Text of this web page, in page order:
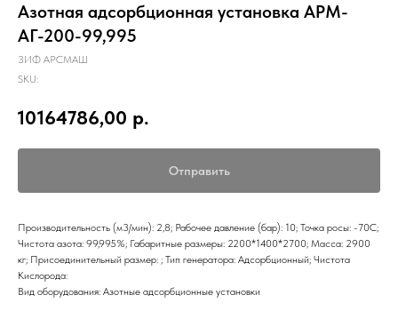
Азотная адсорбционная установка АРМ-
АГ-200-99,995
ЗИФ АРСМАШ
SKU:
10164786,00 р.
Отправить
Производительность (м3/мин): 2,8; Рабочее давление (бар): 10; Точка росы: -70С;
Чистота азота: 99,995%; Габаритные размеры: 2200*1400*2700; Масса: 2900
кг; Присоединительный размер: ; Тип генератора: Адсорбционный; Чистота
Кислорода:
Вид оборудования: Азотные адсорбционные установки